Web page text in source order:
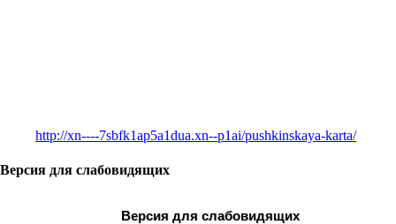
http://xn----7sbfk1ap5a1dua.xn--p1ai/pushkinskaya-karta/
Версия для слабовидящих
Версия для слабовидящих